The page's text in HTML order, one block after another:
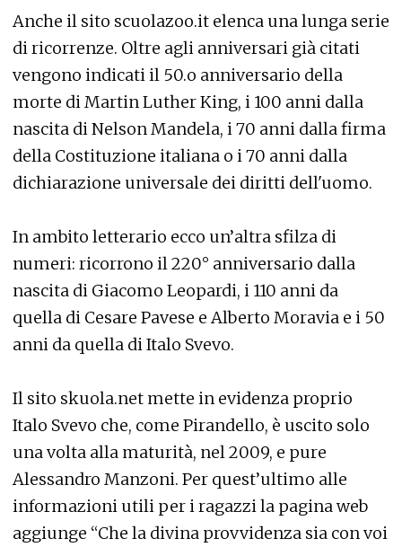
Anche il sito scuolazoo.it elenca una lunga serie
di ricorrenze. Oltre agli anniversari già citati
vengono indicati il 50.o anniversario della
morte di Martin Luther King, i 100 anni dalla
nascita di Nelson Mandela, i 70 anni dalla firma
della Costituzione italiana o i 70 anni dalla
dichiarazione universale dei diritti dell'uomo.
In ambito letterario ecco un’altra sfilza di
numeri: ricorrono il 220° anniversario dalla
nascita di Giacomo Leopardi, i 110 anni da
quella di Cesare Pavese e Alberto Moravia e i 50
anni da quella di Italo Svevo.
Il sito skuola.net mette in evidenza proprio
Italo Svevo che, come Pirandello, è uscito solo
una volta alla maturità, nel 2009, e pure
Alessandro Manzoni. Per quest’ultimo alle
informazioni utili per i ragazzi la pagina web
aggiunge “Che la divina provvidenza sia con voi